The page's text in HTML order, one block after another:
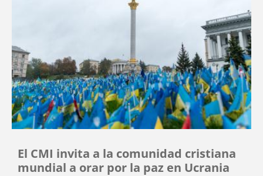
El CMI invita a la comunidad cristiana
mundial a orar por la paz en Ucrania